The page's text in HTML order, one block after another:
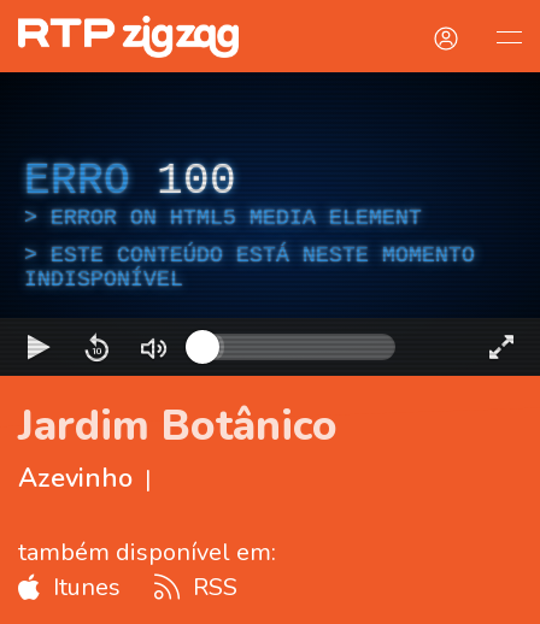
ERRO 100
ERROR ON HTML5 MEDIA ELEMENT
ESTE CONTEÚDO ESTÁ NESTE MOMENTO
INDISPONÍVEL
Jardim Botânico
Azevinho |
também disponível em:
Itunes
RSS